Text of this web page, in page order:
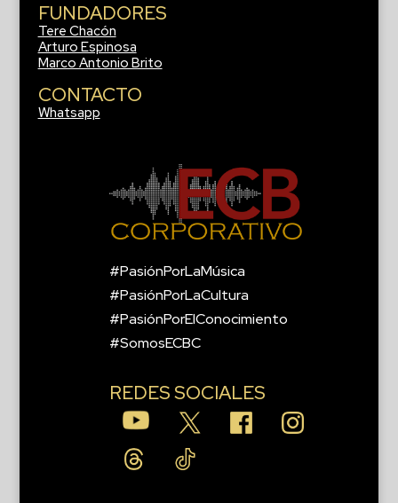
FUNDADORES
Tere Chacón
Arturo Espinosa
Marco Antonio Brito
CONTACTO
Whatsapp
#PasiónPorLaMúsica
#PasiónPorLaCultura
#PasiónPorElConocimiento
#SomosECBC
REDES SOCIALES